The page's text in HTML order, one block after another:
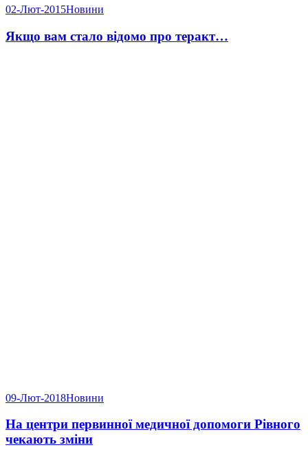
02-Лют-2015Новини
Якщо вам стало відомо про теракт…
09-Лют-2018Новини
На центри первинної медичної допомоги Рівного
чекають зміни